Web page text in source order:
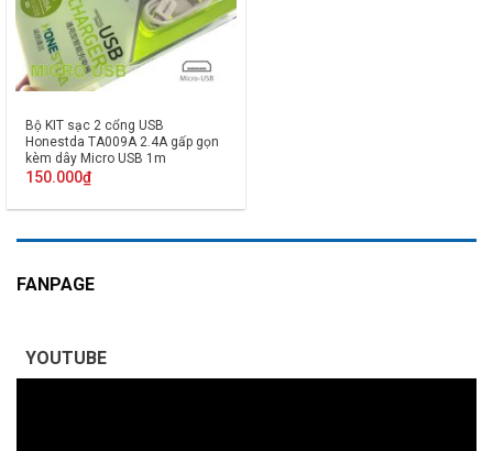
Bộ KIT sạc 2 cổng USB
Honestda TA009A 2.4A gấp gọn
kèm dây Micro USB 1m
150.000₫
FANPAGE
YOUTUBE